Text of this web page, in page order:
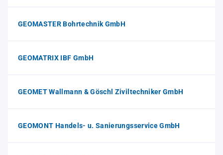
GEOMASTER Bohrtechnik GmbH
GEOMATRIX IBF GmbH
GEOMET Wallmann & Göschl Ziviltechniker GmbH
GEOMONT Handels- u. Sanierungsservice GmbH